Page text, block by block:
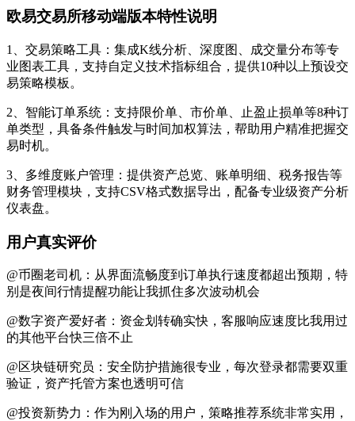
欧易交易所移动端版本特性说明
1、交易策略工具：集成K线分析、深度图、成交量分布等专
业图表工具，支持自定义技术指标组合，提供10种以上预设交
易策略模板。
2、智能订单系统：支持限价单、市价单、止盈止损单等8种订
单类型，具备条件触发与时间加权算法，帮助用户精准把握交
易时机。
3、多维度账户管理：提供资产总览、账单明细、税务报告等
财务管理模块，支持CSV格式数据导出，配备专业级资产分析
仪表盘。
用户真实评价
@币圈老司机：从界面流畅度到订单执行速度都超出预期，特
别是夜间行情提醒功能让我抓住多次波动机会
@数字资产爱好者：资金划转确实快，客服响应速度比我用过
的其他平台快三倍不止
@区块链研究员：安全防护措施很专业，每次登录都需要双重
验证，资产托管方案也透明可信
@投资新势力：作为刚入场的用户，策略推荐系统非常实用，